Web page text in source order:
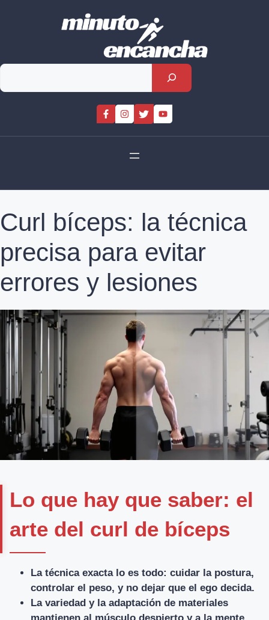
Rechercher
Curl bíceps: la técnica
precisa para evitar
errores y lesiones
Lo que hay que saber: el
arte del curl de bíceps
La técnica exacta lo es todo: cuidar la postura,
controlar el peso, y no dejar que el ego decida.
La variedad y la adaptación de materiales